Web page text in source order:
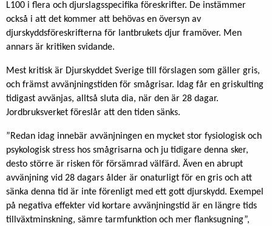
L100 i flera och djurslagsspecifika föreskrifter. De instämmer
också i att det kommer att behövas en översyn av
djurskyddsföreskrifterna för lantbrukets djur framöver. Men
annars är kritiken svidande.
Mest kritisk är Djurskyddet Sverige till förslagen som gäller gris,
och främst avvänjningstiden för smågrisar. Idag får en griskulting
tidigast avvänjas, alltså sluta dia, när den är 28 dagar.
Jordbruksverket föreslår att den tiden sänks.
”Redan idag innebär avvänjningen en mycket stor fysiologisk och
psykologisk stress hos smågrisarna och ju tidigare denna sker,
desto större är risken för försämrad välfärd. Även en abrupt
avvänjning vid 28 dagars ålder är onaturligt för en gris och att
sänka denna tid är inte förenligt med ett gott djurskydd. Exempel
på negativa effekter vid kortare avvänjningstid är en längre tids
tillväxtminskning, sämre tarmfunktion och mer flanksugning”,